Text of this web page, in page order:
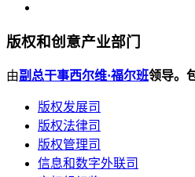
版权和创意产业部门
由副总干事西尔维·福尔班领导。
版权发展司
版权法律司
版权管理司
信息和数字外联司